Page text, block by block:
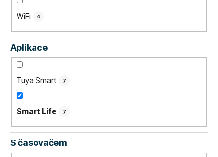
WiFi 4
Aplikace
Tuya Smart 7
Smart Life 7
S časovačem